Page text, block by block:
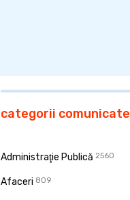
categorii comunicate
Administraţie Publică 2560
Afaceri 809